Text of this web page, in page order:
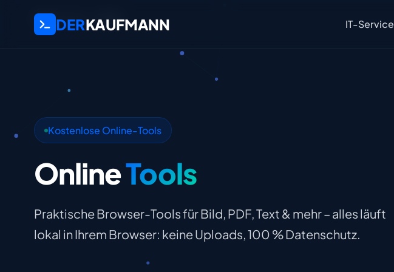
DERKAUFMANN IT-Service
Startseite Tools
Kostenlose Online-Tools
OnlineTools
Praktische Browser-Tools für Bild, PDF, Text & mehr – alles läuft
lokal in Ihrem Browser: keine Uploads, 100 % Datenschutz.